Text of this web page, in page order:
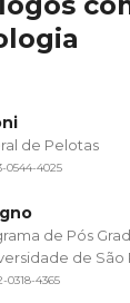
de Pelotas
0544-4025
de Pós
de São
0318-4365